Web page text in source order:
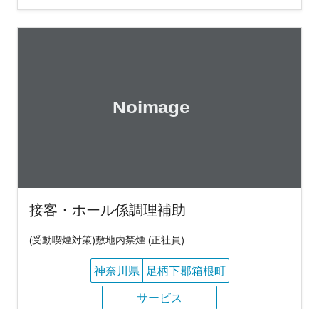
接客・ホール係調理補助
(受動喫煙対策)敷地内禁煙 (正社員)
神奈川県 足柄下郡箱根町
サービス